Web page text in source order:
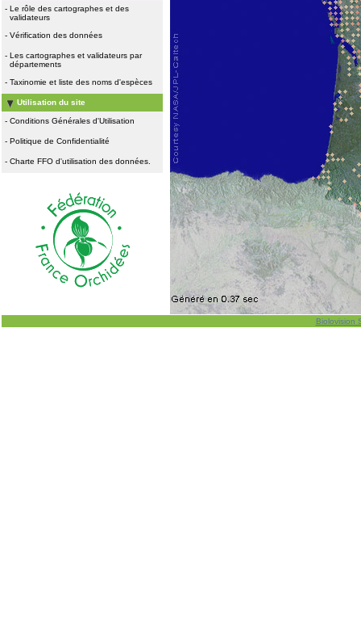
- Le rôle des cartographes et des
validateurs
- Vérification des données
- Les cartographes et validateurs par
départements
- Taxinomie et liste des noms d'espèces
Utilisation du site
- Conditions Générales d'Utilisation
- Politique de Confidentialité
- Charte FFO d'utilisation des données.
Biolovision